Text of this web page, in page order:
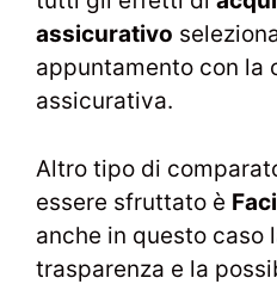
assicurativo
appuntamento con la
assicurativa.
Altro tipo di
essere sfruttato è
anche in questo caso
trasparenza e la